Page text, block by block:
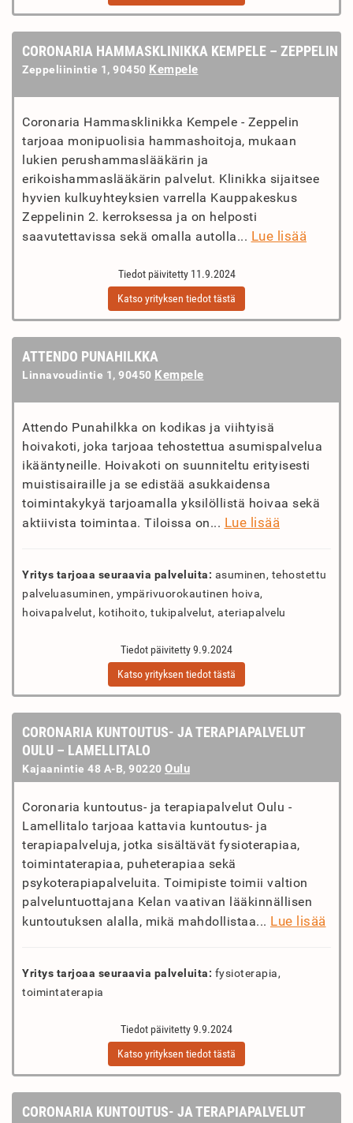
CORONARIA HAMMASKLINIKKA KEMPELE – ZEPPELIN
Zeppeliinintie 1, 90450 Kempele
Coronaria Hammasklinikka Kempele - Zeppelin
tarjoaa monipuolisia hammashoitoja, mukaan
lukien perushammaslääkärin ja
erikoishammaslääkärin palvelut. Klinikka sijaitsee
hyvien kulkuyhteyksien varrella Kauppakeskus
Zeppelinin 2. kerroksessa ja on helposti
saavutettavissa sekä omalla autolla... Lue lisää
Tiedot päivitetty 11.9.2024
Katso yrityksen tiedot tästä
ATTENDO PUNAHILKKA
Linnavoudintie 1, 90450 Kempele
Attendo Punahilkka on kodikas ja viihtyisä
hoivakoti, joka tarjoaa tehostettua asumispalvelua
ikääntyneille. Hoivakoti on suunniteltu erityisesti
muistisairaille ja se edistää asukkaidensa
toimintakykyä tarjoamalla yksilöllistä hoivaa sekä
aktiivista toimintaa. Tiloissa on... Lue lisää
Yritys tarjoaa seuraavia palveluita: asuminen, tehostettu
palveluasuminen, ympärivuorokautinen hoiva,
hoivapalvelut, kotihoito, tukipalvelut, ateriapalvelu
Tiedot päivitetty 9.9.2024
Katso yrityksen tiedot tästä
CORONARIA KUNTOUTUS- JA TERAPIAPALVELUT
OULU – LAMELLITALO
Kajaanintie 48 A-B, 90220 Oulu
Coronaria kuntoutus- ja terapiapalvelut Oulu -
Lamellitalo tarjoaa kattavia kuntoutus- ja
terapiapalveluja, jotka sisältävät fysioterapiaa,
toimintaterapiaa, puheterapiaa sekä
psykoterapiapalveluita. Toimipiste toimii valtion
palveluntuottajana Kelan vaativan lääkinnällisen
kuntoutuksen alalla, mikä mahdollistaa... Lue lisää
Yritys tarjoaa seuraavia palveluita: fysioterapia,
toimintaterapia
Tiedot päivitetty 9.9.2024
Katso yrityksen tiedot tästä
CORONARIA KUNTOUTUS- JA TERAPIAPALVELUT